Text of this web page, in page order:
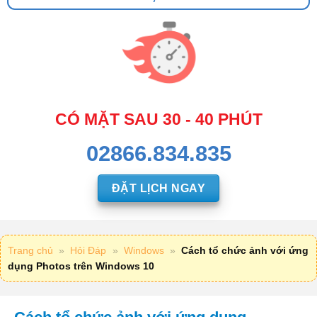
CÓ MẶT SAU 30 - 40 PHÚT
02866.834.835
ĐẶT LỊCH NGAY
Trang chủ » Hỏi Đáp » Windows » Cách tổ chức ảnh với ứng
dụng Photos trên Windows 10